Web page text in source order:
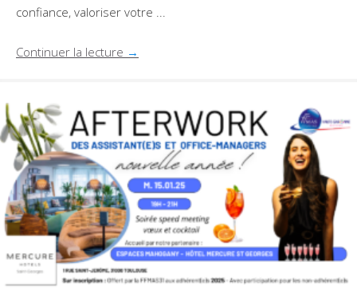
confiance, valoriser votre ...
Continuer la lecture →